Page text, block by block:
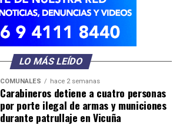
LO MÁS LEÍDO
COMUNALES hace 2 semanas
Carabineros detiene a cuatro personas
por porte ilegal de armas y municiones
durante patrullaje en Vicuña